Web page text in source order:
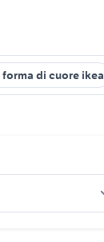
forma di cuore ikea